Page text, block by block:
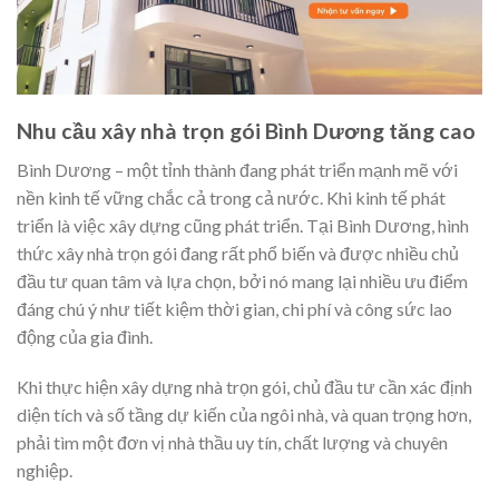
Nhu cầu xây nhà trọn gói Bình Dương tăng cao
Bình Dương – một tỉnh thành đang phát triển mạnh mẽ với
nền kinh tế vững chắc cả trong cả nước. Khi kinh tế phát
triển là việc xây dựng cũng phát triển. Tại Bình Dương, hình
thức xây nhà trọn gói đang rất phổ biến và được nhiều chủ
đầu tư quan tâm và lựa chọn, bởi nó mang lại nhiều ưu điểm
đáng chú ý như tiết kiệm thời gian, chi phí và công sức lao
động của gia đình.
Khi thực hiện xây dựng nhà trọn gói, chủ đầu tư cần xác định
diện tích và số tầng dự kiến của ngôi nhà, và quan trọng hơn,
phải tìm một đơn vị nhà thầu uy tín, chất lượng và chuyên
nghiệp.